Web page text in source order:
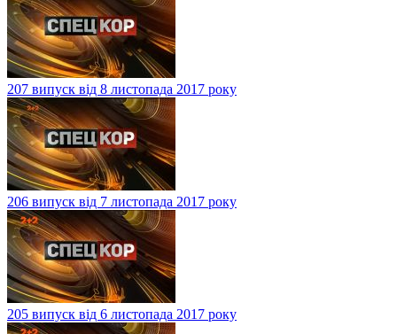
207 випуск від 8 листопада 2017 року
206 випуск від 7 листопада 2017 року
205 випуск від 6 листопада 2017 року